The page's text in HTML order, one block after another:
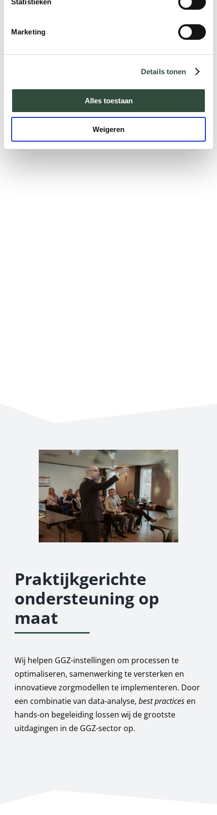
Statistieken
Marketing
Details tonen
Alles toestaan
Weigeren
Praktijkgerichte
ondersteuning op
maat
Wij helpen GGZ-instellingen om processen te
optimaliseren, samenwerking te versterken en
innovatieve zorgmodellen te implementeren. Door
een combinatie van data-analyse, best practicesen
hands-on begeleiding lossen wij de grootste
uitdagingen in de GGZ-sector op.